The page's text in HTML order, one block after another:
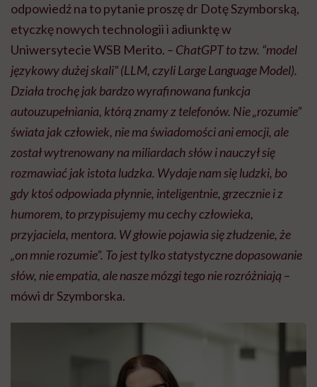
odpowiedź na to pytanie proszę dr Dotę Szymborską,
etyczkę nowych technologii i adiunktę w
Uniwersytecie WSB Merito. – ChatGPT to tzw. “model
językowy dużej skali” (LLM, czyli Large Language Model).
Działa trochę jak bardzo wyrafinowana funkcja
autouzupełniania, którą znamy z telefonów. Nie „rozumie”
świata jak człowiek, nie ma świadomości ani emocji, ale
został wytrenowany na miliardach słów i nauczył się
rozmawiać jak istota ludzka. Wydaje nam się ludzki, bo
gdy ktoś odpowiada płynnie, inteligentnie, grzecznie i z
humorem, to przypisujemy mu cechy człowieka,
przyjaciela, mentora. W głowie pojawia się złudzenie, że
„on mnie rozumie”. To jest tylko statystyczne dopasowanie
słów, nie empatia, ale nasze mózgi tego nie rozróżniają–
mówi dr Szymborska.